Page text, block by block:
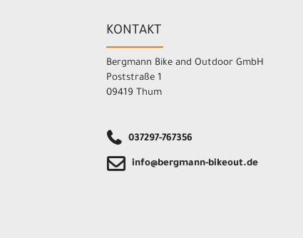
KONTAKT
Bergmann Bike and Outdoor GmbH
Poststraße 1
09419 Thum
037297-767356
info@bergmann-bikeout.de